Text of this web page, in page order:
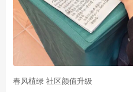
春风植绿 社区颜值升级